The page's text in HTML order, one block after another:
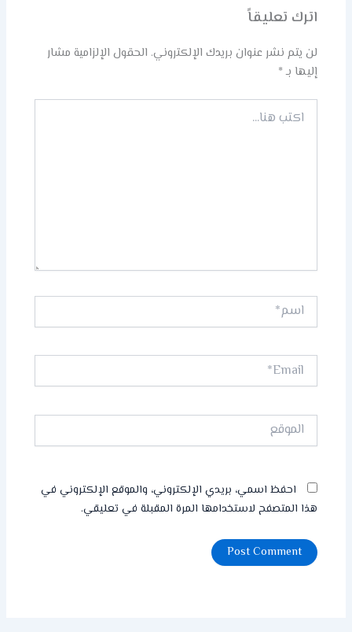
اترك تعليقاً
لن يتم نشر عنوان بريدك الإلكتروني. الحقول الإلزامية مشار
إليها بـ*
هنا...
اسم*
Email*
الموقع
احفظ اسمي، بريدي الإلكتروني، والموقع الإلكتروني في
هذا المتصفح لاستخدامها المرة المقبلة في تعليقي.